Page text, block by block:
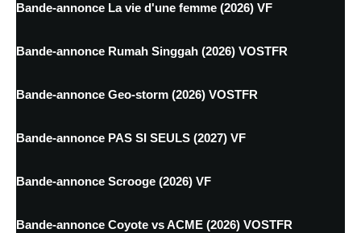
Bande-annonce La vie d'une femme (2026) VF
Bande-annonce Rumah Singgah (2026) VOSTFR
Bande-annonce Geo-storm (2026) VOSTFR
Bande-annonce PAS SI SEULS (2027) VF
Bande-annonce Scrooge (2026) VF
Bande-annonce Coyote vs ACME (2026) VOSTFR